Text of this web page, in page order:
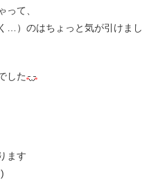
って、
…）のはちょっと気が引けまし
した
ます